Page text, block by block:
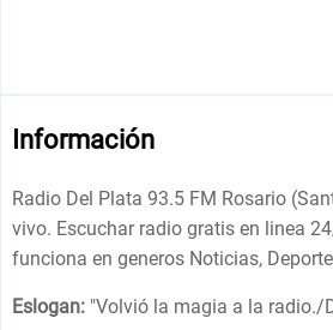
Información
Radio Del Plata 93.5 FM Rosario
vivo. Escuchar radio gratis en linea
funciona en generos Noticias,
Eslogan: "Volvió la magia a la radio./